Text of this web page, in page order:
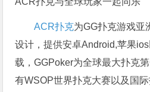
ACR扑克为GG扑克游戏亚
设计，提供安卓Android,苹果
载，GGPoker为全球最大扑克
有WSOP世界扑克大赛以及国